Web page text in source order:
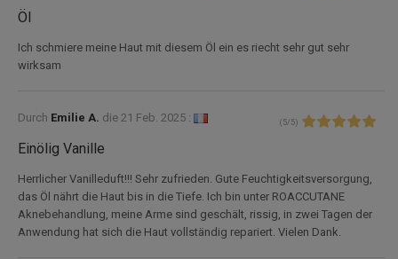
Öl
Ich schmiere meine Haut mit diesem Öl ein es riecht sehr gut sehr
wirksam
Durch Emilie A. die 21 Feb. 2025 : ( 5/ 5)
Einölig Vanille
Herrlicher Vanilleduft!!! Sehr zufrieden. Gute Feuchtigkeitsversorgung,
das Öl nährt die Haut bis in die Tiefe. Ich bin unter ROACCUTANE
Aknebehandlung, meine Arme sind geschält, rissig, in zwei Tagen der
Anwendung hat sich die Haut vollständig repariert. Vielen Dank.